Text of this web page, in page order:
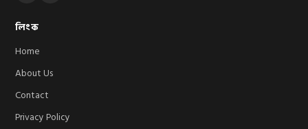
লিংক
Home
About Us
Contact
Privacy Policy